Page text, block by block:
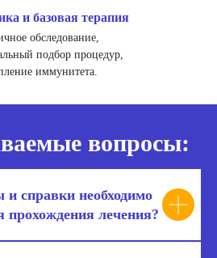
и базовая терапия
обследование,
подбор процедур,
иммунитета.
вопросы:
справки необходимо
прохождения лечения?